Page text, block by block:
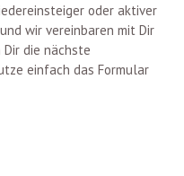
oder aktiver
wir vereinbaren mit Dir
die nächste
einfach das Formular